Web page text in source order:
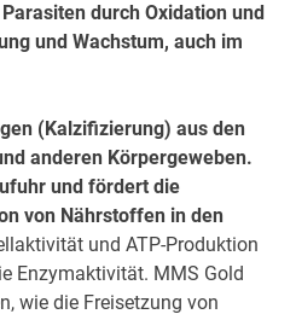
durch Oxidation und
und Wachstum, auch im
(Kalzifizierung) aus den
anderen Körpergeweben.
und fördert die
von Nährstoffen in den
und ATP-Produktion
Enzymaktivität. MMS Gold
wie die Freisetzung von